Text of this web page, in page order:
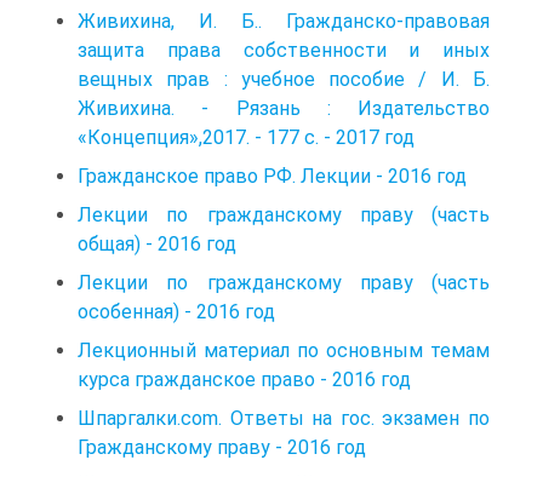
Живихина, И. Б.. Гражданско-правовая
защита права собственности и иных
вещных прав : учебное пособие / И. Б.
Живихина. - Рязань : Издательство
«Концепция»,2017. - 177 с. - 2017 год
Гражданское право РФ. Лекции - 2016 год
Лекции по гражданскому праву (часть
общая) - 2016 год
Лекции по гражданскому праву (часть
особенная) - 2016 год
Лекционный материал по основным темам
курса гражданское право - 2016 год
Шпаргалки.com. Ответы на гос. экзамен по
Гражданскому праву - 2016 год